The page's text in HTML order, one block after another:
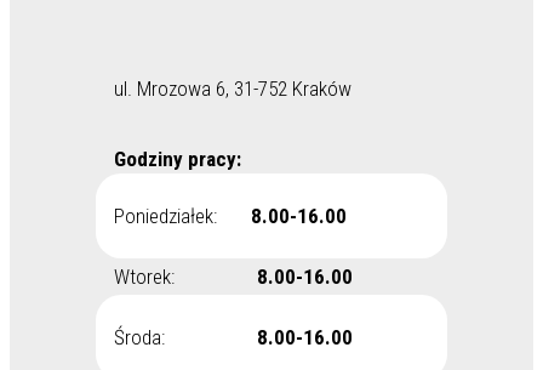
ul. Mrozowa 6, 31-752 Kraków
Godziny pracy:
Poniedziałek: 8.00-16.00
Wtorek: 8.00-16.00
Środa: 8.00-16.00